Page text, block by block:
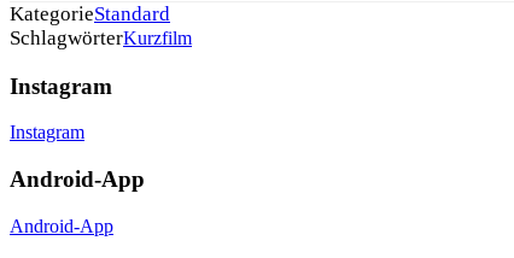
KategorieStandard
SchlagwörterKurzfilm
Instagram
Instagram
Android-App
Android-App